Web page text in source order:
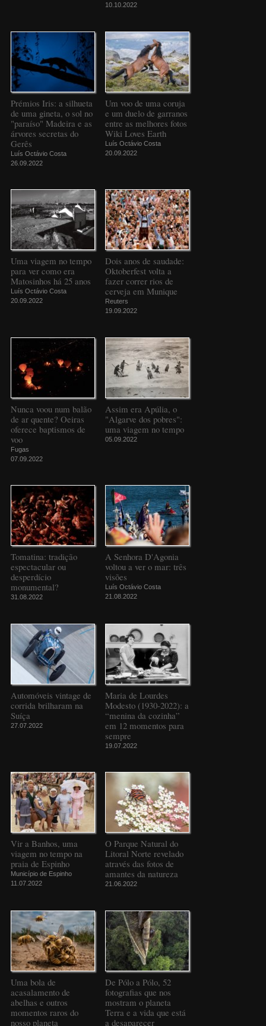
10.10.2022
Prémios Iris: a silhueta
de uma gineta, o sol no
"paraíso" Madeira e as
árvores secretas do
Gerês
Luís Octávio Costa
26.09.2022
Um voo de uma coruja
e um duelo de garranos
entre as melhores fotos
Wiki Loves Earth
Luís Octávio Costa
20.09.2022
Uma viagem no tempo
para ver como era
Matosinhos há 25 anos
Luís Octávio Costa
20.09.2022
Dois anos de saudade:
Oktoberfest volta a
fazer correr rios de
cerveja em Munique
Reuters
19.09.2022
Nunca voou num balão
de ar quente? Oeiras
oferece baptismos de
voo
Fugas
07.09.2022
Assim era Apúlia, o
"Algarve dos pobres":
uma viagem no tempo
05.09.2022
Tomatina: tradição
espectacular ou
desperdício
monumental?
31.08.2022
A Senhora D'Agonia
voltou a ver o mar: três
visões
Luís Octávio Costa
21.08.2022
Automóveis vintage de
corrida brilharam na
Suíça
27.07.2022
Maria de Lourdes
Modesto (1930-2022): a
“menina da cozinha”
em 12 momentos para
sempre
19.07.2022
Vir a Banhos, uma
viagem no tempo na
praia de Espinho
Município de Espinho
11.07.2022
O Parque Natural do
Litoral Norte revelado
através das fotos de
amantes da natureza
21.06.2022
Uma bola de
acasalamento de
abelhas e outros
momentos raros do
nosso planeta
De Pólo a Pólo, 52
fotografias que nos
mostram o planeta
Terra e a vida que está
a desaparecer